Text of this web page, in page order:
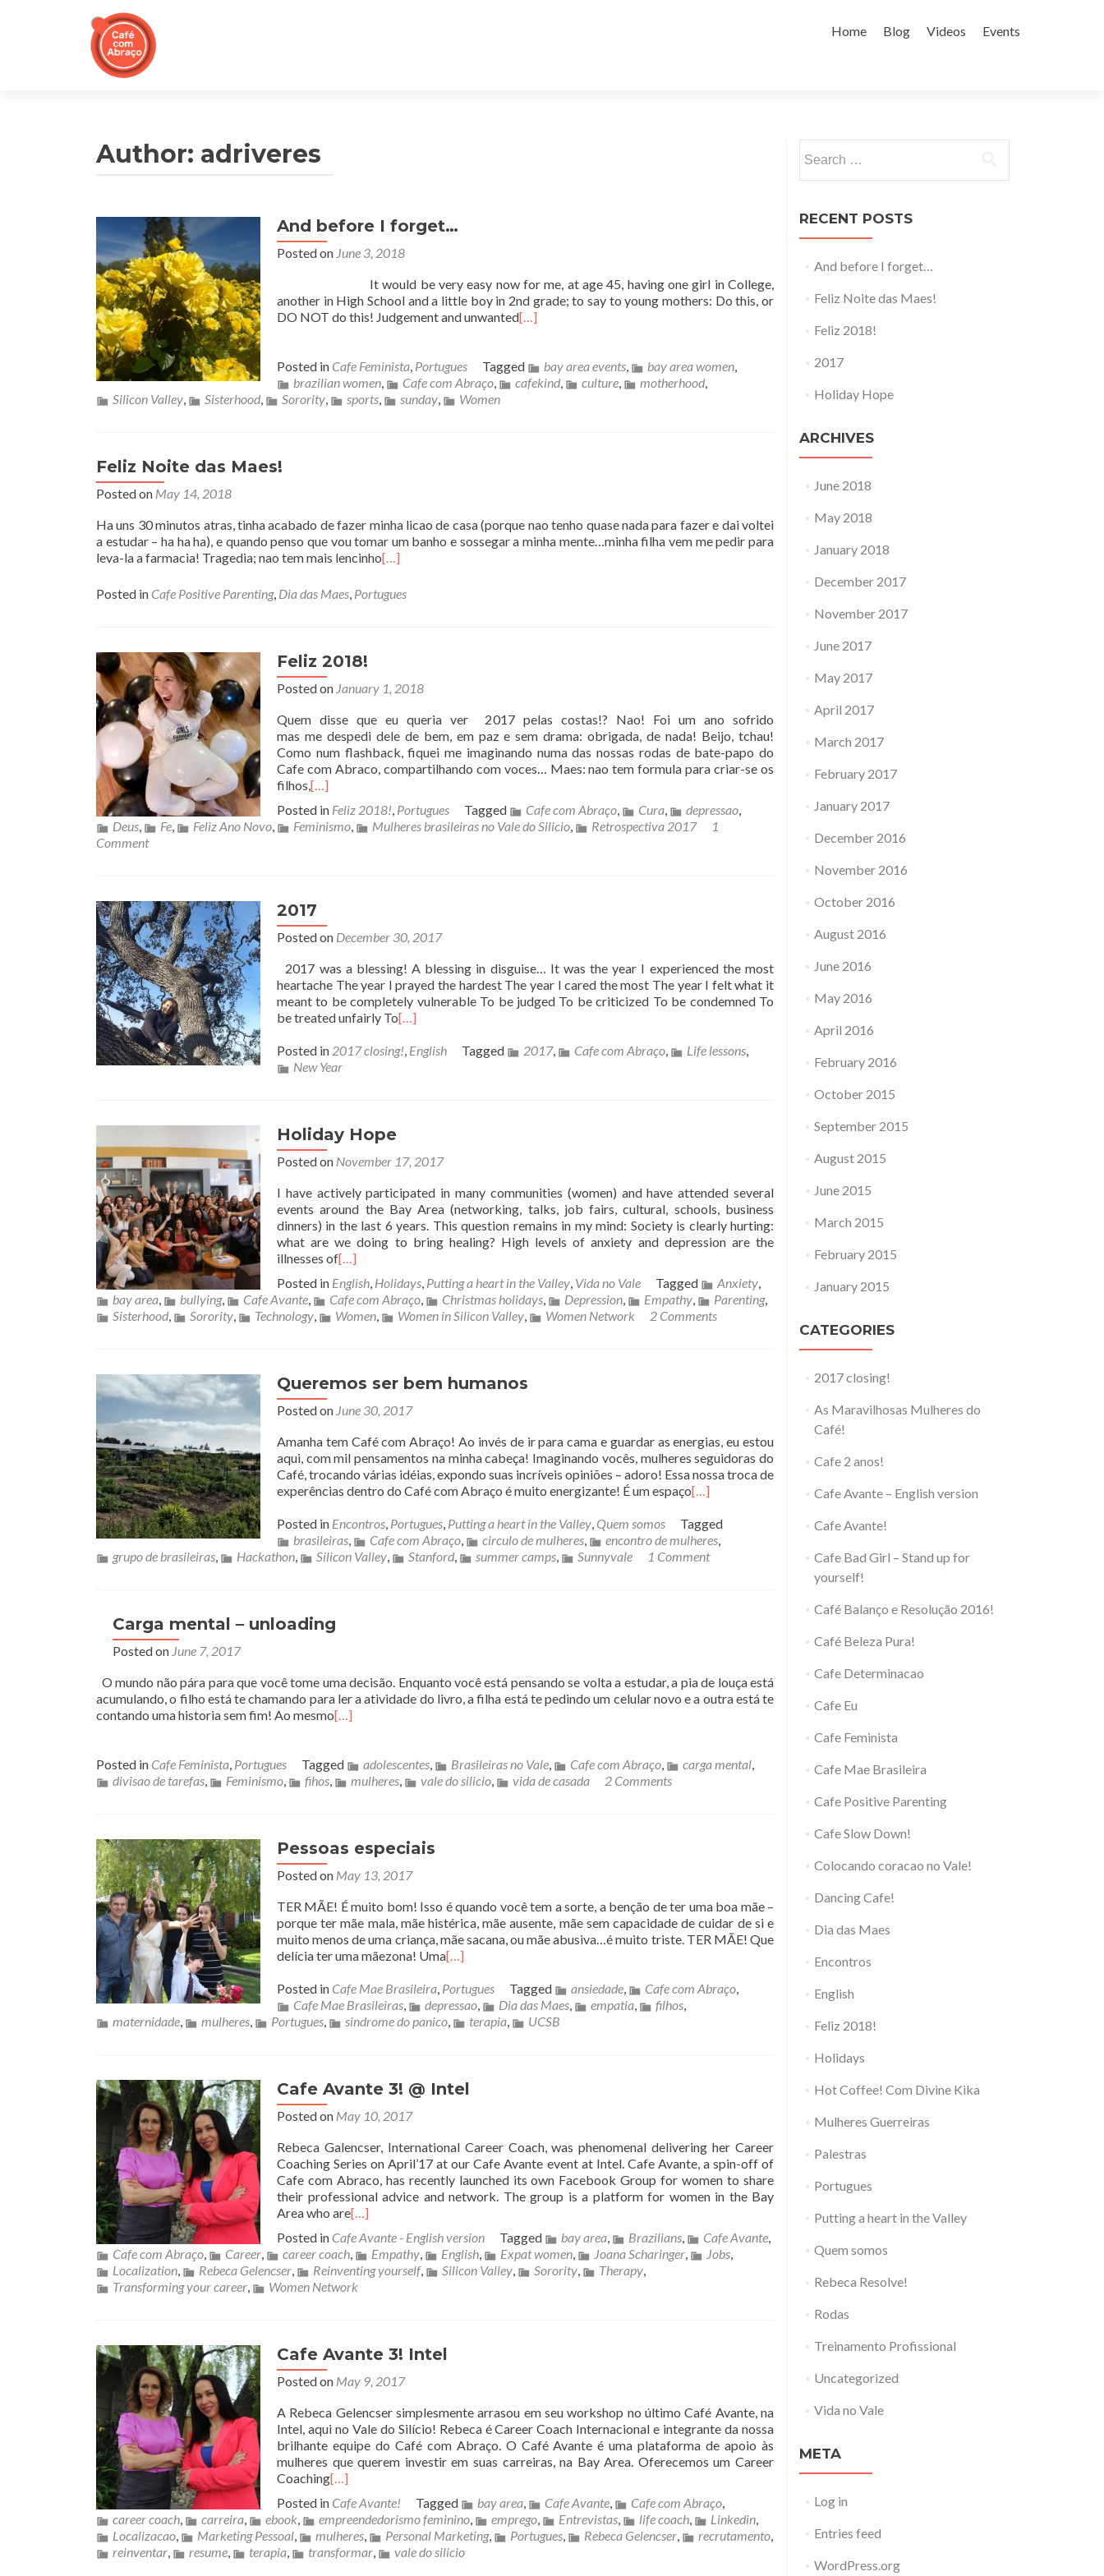
Home
Blog Videos Events
Author: adriveres
And before I forget…
Posted on June 3, 2018
It would be very easy now for me, at age 45, having one girl in College,
another in High School and a little boy in 2nd grade; to say to young mothers: Do this, or
DO NOT do this! Judgement and unwanted[…]
Posted in Cafe Feminista, Portugues Tagged bay area events, bay area women,
brazilian women, Cafe com Abraço, cafekind, culture, motherhood,
Silicon Valley, Sisterhood, Sorority, sports, sunday, Women
Feliz Noite das Maes!
Posted on May 14, 2018
Ha uns 30 minutos atras, tinha acabado de fazer minha licao de casa (porque nao tenho quase nada para fazer e dai voltei
a estudar – ha ha ha), e quando penso que vou tomar um banho e sossegar a minha mente…minha filha vem me pedir para
leva-la a farmacia! Tragedia; nao tem mais lencinho[…]
Posted in Cafe Positive Parenting, Dia das Maes, Portugues
Feliz 2018!
Posted on January 1, 2018
Quem disse que eu queria ver 2017 pelas costas!? Nao! Foi um ano sofrido
mas me despedi dele de bem, em paz e sem drama: obrigada, de nada! Beijo, tchau!
Como num flashback, fiquei me imaginando numa das nossas rodas de bate-papo do
Cafe com Abraco, compartilhando com voces… Maes: nao tem formula para criar-se os
filhos,[…]
Posted in Feliz 2018!, Portugues Tagged Cafe com Abraço, Cura, depressao,
Deus, Fe, Feliz Ano Novo, Feminismo, Mulheres brasileiras no Vale do Silicio, Retrospectiva 2017
1
Comment
2017
Posted on December 30, 2017
2017 was a blessing! A blessing in disguise… It was the year I experienced the most
heartache The year I prayed the hardest The year I cared the most The year I felt what it
meant to be completely vulnerable To be judged To be criticized To be condemned To
be treated unfairly To[…]
Posted in 2017 closing!, English Tagged 2017, Cafe com Abraço, Life lessons,
New Year
Holiday Hope
Posted on November 17, 2017
I have actively participated in many communities (women) and have attended several
events around the Bay Area (networking, talks, job fairs, cultural, schools, business
dinners) in the last 6 years. This question remains in my mind: Society is clearly hurting:
what are we doing to bring healing? High levels of anxiety and depression are the
illnesses of[…]
Posted in English, Holidays, Putting a heart in the Valley, Vida no Vale Tagged Anxiety,
bay area, bullying, Cafe Avante, Cafe com Abraço, Christmas holidays, Depression, Empathy, Parenting,
Sisterhood, Sorority, Technology, Women, Women in Silicon Valley, Women Network 2 Comments
Queremos ser bem humanos
Posted on June 30, 2017
Amanha tem Café com Abraço! Ao invés de ir para cama e guardar as energias, eu estou
aqui, com mil pensamentos na minha cabeça! Imaginando vocês, mulheres seguidoras do
Café, trocando várias idéias, expondo suas incríveis opiniões – adoro! Essa nossa troca de
experências dentro do Café com Abraço é muito energizante! É um espaço[…]
Posted in Encontros, Portugues, Putting a heart in the Valley, Quem somos
Tagged
brasileiras, Cafe com Abraço, circulo de mulheres, encontro de mulheres,
grupo de brasileiras, Hackathon, Silicon Valley, Stanford, summer camps, Sunnyvale 1 Comment
Carga mental – unloading
Posted on June 7, 2017
O mundo não pára para que você tome uma decisão. Enquanto você está pensando se volta a estudar, a pia de louça está
acumulando, o filho está te chamando para ler a atividade do livro, a filha está te pedindo um celular novo e a outra está te
contando uma historia sem fim! Ao mesmo[…]
Posted in Cafe Feminista, Portugues Tagged adolescentes, Brasileiras no Vale, Cafe com Abraço, carga mental,
divisao de tarefas, Feminismo, fihos, mulheres, vale do silicio, vida de casada 2 Comments
Pessoas especiais
Posted on May 13, 2017
TER MÃE! É muito bom! Isso é quando você tem a sorte, a benção de ter uma boa mãe –
porque ter mãe mala, mãe histérica, mãe ausente, mãe sem capacidade de cuidar de si e
muito menos de uma criança, mãe sacana, ou mãe abusiva…é muito triste. TER MÃE! Que
delícia ter uma mãezona! Uma[…]
Posted in Cafe Mae Brasileira, Portugues Tagged ansiedade, Cafe com Abraço,
Cafe Mae Brasileiras, depressao, Dia das Maes, empatia, filhos,
maternidade, mulheres, Portugues, sindrome do panico, terapia, UCSB
Cafe Avante 3! @ Intel
Posted on May 10, 2017
Rebeca Galencser, International Career Coach, was phenomenal delivering her Career
Coaching Series on April’17 at our Cafe Avante event at Intel. Cafe Avante, a spin-off of
Cafe com Abraco, has recently launched its own Facebook Group for women to share
their professional advice and network. The group is a platform for women in the Bay
Area who are[…]
Posted in Cafe Avante - English version Tagged bay area, Brazilians, Cafe Avante,
Cafe com Abraço, Career, career coach, Empathy, English, Expat women, Joana Scharinger, Jobs,
Localization, Rebeca Gelencser, Reinventing yourself, Silicon Valley, Sorority, Therapy,
Transforming your career, Women Network
Cafe Avante 3! Intel
Posted on May 9, 2017
A Rebeca Gelencser simplesmente arrasou em seu workshop no último Café Avante, na
Intel, aqui no Vale do Silício! Rebeca é Career Coach Internacional e integrante da nossa
brilhante equipe do Café com Abraço. O Café Avante é uma plataforma de apoio às
mulheres que querem investir em suas carreiras, na Bay Area. Oferecemos um Career
Coaching[…]
Posted in Cafe Avante! Tagged bay area, Cafe Avante, Cafe com Abraço,
career coach, carreira, ebook, empreendedorismo feminino, emprego, Entrevistas, life coach, Linkedin,
Localizacao, Marketing Pessoal, mulheres, Personal Marketing, Portugues, Rebeca Gelencser, recrutamento,
reinventar, resume, terapia, transformar, vale do silicio
RECENT POSTS
And before I forget…
Feliz Noite das Maes!
Feliz 2018!
2017
Holiday Hope
ARCHIVES
June 2018
May 2018
January 2018
December 2017
November 2017
June 2017
May 2017
April 2017
March 2017
February 2017
January 2017
December 2016
November 2016
October 2016
August 2016
June 2016
May 2016
April 2016
February 2016
October 2015
September 2015
August 2015
June 2015
March 2015
February 2015
January 2015
CATEGORIES
2017 closing!
As Maravilhosas Mulheres do
Café!
Cafe 2 anos!
Cafe Avante – English version
Cafe Avante!
Cafe Bad Girl – Stand up for
yourself!
Café Balanço e Resolução 2016!
Café Beleza Pura!
Cafe Determinacao
Cafe Eu
Cafe Feminista
Cafe Mae Brasileira
Cafe Positive Parenting
Cafe Slow Down!
Colocando coracao no Vale!
Dancing Cafe!
Dia das Maes
Encontros
English
Feliz 2018!
Holidays
Hot Coffee! Com Divine Kika
Mulheres Guerreiras
Palestras
Portugues
Putting a heart in the Valley
Quem somos
Rebeca Resolve!
Rodas
Treinamento Profissional
Uncategorized
Vida no Vale
META
Log in
Entries feed
WordPress.org